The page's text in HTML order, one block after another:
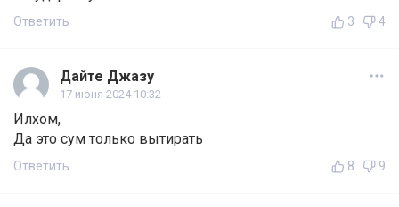
Ответить 3 4
Дайте Джазу
17 июня 2024 10:32
Илхом,
Да это сум только вытирать
Ответить 8 9